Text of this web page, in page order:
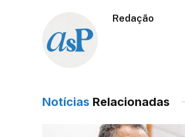
Redação
Notícias Relacionadas